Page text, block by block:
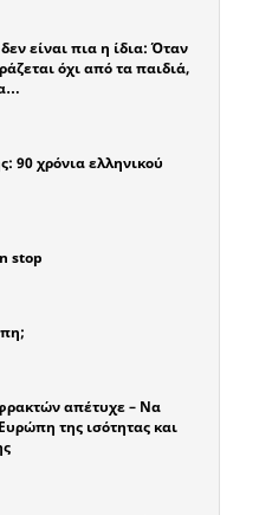
είναι πια η ίδια: Όταν
όχι από τα παιδιά,
90 χρόνια ελληνικού
stop
απέτυχε – Να
της ισότητας και